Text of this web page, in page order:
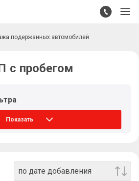
подержанных автомобилей
с пробегом
Показать
по дате добавления